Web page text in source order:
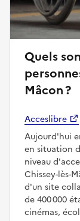
Quels
Mâcon ?
Acceslibre
Aujourd'hui
en situation
niveau
Chissey-lès-
d'un site
de 400 000
cinémas,